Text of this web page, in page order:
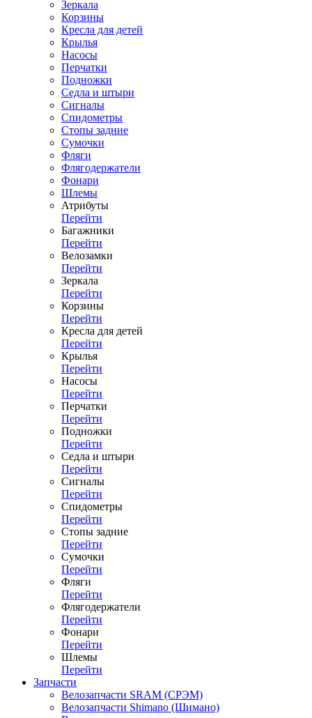
Зеркала
Корзины
Кресла для детей
Крылья
Насосы
Перчатки
Подножки
Седла и штыри
Сигналы
Спидометры
Стопы задние
Сумочки
Фляги
Флягодержатели
Фонари
Шлемы
Атрибуты
Перейти
Багажники
Перейти
Велозамки
Перейти
Зеркала
Перейти
Корзины
Перейти
Кресла для детей
Перейти
Крылья
Перейти
Насосы
Перейти
Перчатки
Перейти
Подножки
Перейти
Седла и штыри
Перейти
Сигналы
Перейти
Спидометры
Перейти
Стопы задние
Перейти
Сумочки
Перейти
Фляги
Перейти
Флягодержатели
Перейти
Фонари
Перейти
Шлемы
Перейти
Запчасти
Велозапчасти SRAM (СРЭМ)
Велозапчасти Shimano (Шимано)